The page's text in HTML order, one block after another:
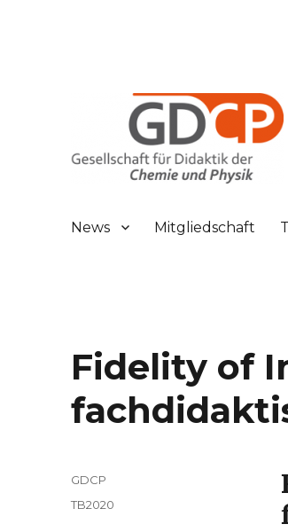
News Mitgliedschaft
Fidelity of
Autor
GDCP
Veröffentlicht
Kategorien
TB2020